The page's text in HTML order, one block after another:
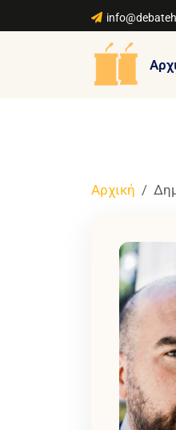
Αρχική